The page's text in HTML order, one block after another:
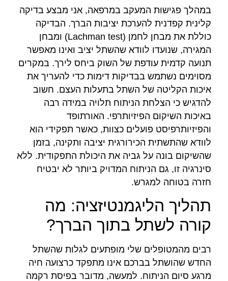
במהלך פגישות המעקב במרפאה, אני מבצע בדיקה
קלינית קפדנית להערכת יציבות הברך. הבדיקה
כוללת את מבחן לחמן (Lachman test) ומבחן
המגירה, שנועדו לוודא שהשתל יציב ואינו מאפשר
תנועה קדמית עודפת של השוק ביחס לירך. במקרים
מסוימים נשתמש בבדיקות דימות כדי להעריך את
איכות הקליטה של השתל בתעלות העצם. חשוב
להדגיש כי הצלחת הניתוח תלויה במידה רבה
באיכות השיקום הפיזיותרפי. האורתופד
והפיזיותרפיסט פועלים כצוות, כאשר תפקידי הוא
לוודא שהתשתית הכירורגית יציבה ותקינה, בזמן
שהשיקום בונה על גביה את היכולת התפקודית. ללא
סינרגיה זו, גם הניתוח המדויק ביותר לא יבטיח
חזרה בטוחה למגרש.
תהליך הליגמנטיזציה: מה
קורה לשתל בתוך הברך?
רבים מהמטופלים שלי מופתעים לגלות שהשתל
החדש שהושתל בברכם אינו מתפקד כרצועה חיה
מרגע סיום הניתוח. למעשה, מדובר בפיסת רקמה